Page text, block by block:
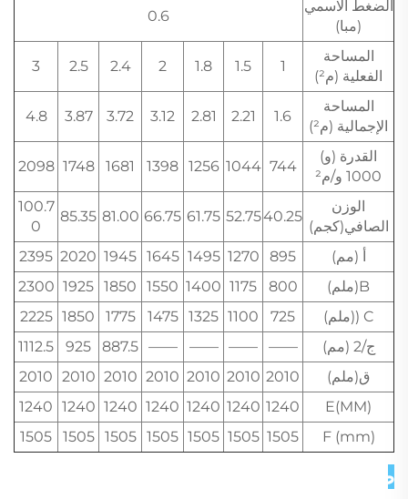
الضغط الاسمي
(مبا)
0.6
المساحة
الفعلية (م²)
1
1.5
1.8
2
2.4
2.5
3
المساحة
الإجمالية (م²)
1.6
2.21
2.81
3.12
3.72
3.87
4.8
القدرة (و)
1000 و/م²
744
1044
1256
1398
1681
1748
2098
الوزن
الصافي(كجم)
40.25
52.75
61.75
66.75
81.00
85.35
100.7
0
أ (مم)
895
1270
1495
1645
1945
2020
2395
B(ملم)
800
1175
1400
1550
1850
1925
2300
C ((ملم)
725
1100
1325
1475
1775
1850
2225
ج/2 (مم)
——
——
——
——
887.5
925
1112.5
ق(ملم)
2010
2010
2010
2010
2010
2010
2010
E(MM)
1240
1240
1240
1240
1240
1240
1240
F (mm)
1505
1505
1505
1505
1505
1505
1505
صور تفصيلية